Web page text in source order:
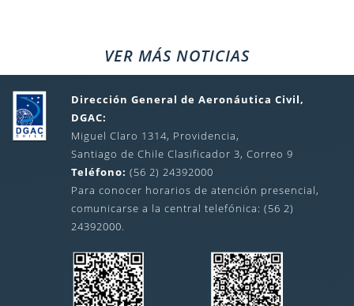
VER MÁS NOTICIAS
Dirección General de Aeronáutica Civil,
DGAC:
Miguel Claro 1314, Providencia,
Santiago de Chile Clasificador 3, Correo 9
Teléfono: (56 2) 24392000
Para conocer horarios de atención presencial,
comunicarse a la central telefónica: (56 2)
24392000.